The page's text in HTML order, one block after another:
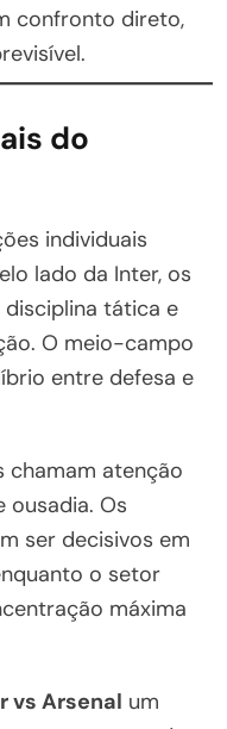
confronto direto,
do
individuais
lado da Inter, os
tática e
O meio-campo
entre defesa e
chamam atenção
ousadia. Os
ser decisivos em
o setor
máxima
vs Arsenal um